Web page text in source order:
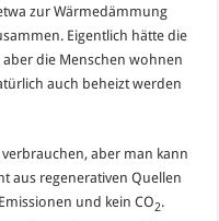
zur Wärmedämmung
Eigentlich hätte die
die Menschen wohnen
auch beheizt werden
aber man kann
aus regenerativen Quellen
und kein CO2.